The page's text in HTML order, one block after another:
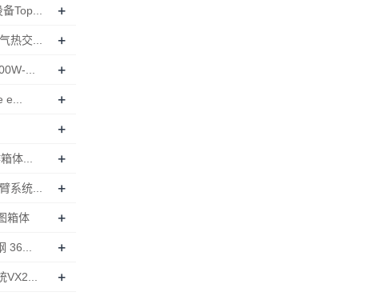
Top... +
热交... +
... +
+
+
体... +
系统... +
箱体 +
36... +
+